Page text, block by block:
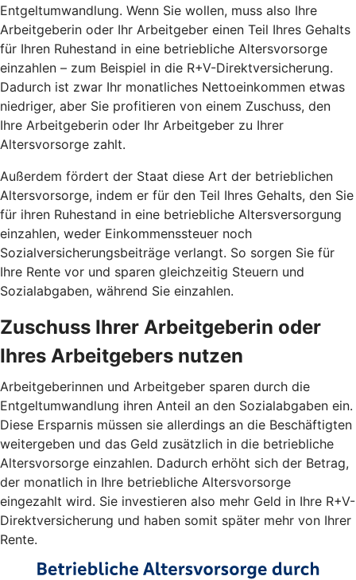
Entgeltumwandlung. Wenn Sie wollen, muss also Ihre
Arbeitgeberin oder Ihr Arbeitgeber einen Teil Ihres Gehalts
für Ihren Ruhestand in eine betriebliche Altersvorsorge
einzahlen – zum Beispiel in die R+V-Direktversicherung.
Dadurch ist zwar Ihr monatliches Nettoeinkommen etwas
niedriger, aber Sie profitieren von einem Zuschuss, den
Ihre Arbeitgeberin oder Ihr Arbeitgeber zu Ihrer
Altersvorsorge zahlt.
Außerdem fördert der Staat diese Art der betrieblichen
Altersvorsorge, indem er für den Teil Ihres Gehalts, den Sie
für ihren Ruhestand in eine betriebliche Altersversorgung
einzahlen, weder Einkommenssteuer noch
Sozialversicherungsbeiträge verlangt. So sorgen Sie für
Ihre Rente vor und sparen gleichzeitig Steuern und
Sozialabgaben, während Sie einzahlen.
Zuschuss Ihrer Arbeitgeberin oder
Ihres Arbeitgebers nutzen
Arbeitgeberinnen und Arbeitgeber sparen durch die
Entgeltumwandlung ihren Anteil an den Sozialabgaben ein.
Diese Ersparnis müssen sie allerdings an die Beschäftigten
weitergeben und das Geld zusätzlich in die betriebliche
Altersvorsorge einzahlen. Dadurch erhöht sich der Betrag,
der monatlich in Ihre betriebliche Altersvorsorge
eingezahlt wird. Sie investieren also mehr Geld in Ihre R+V-
Direktversicherung und haben somit später mehr von Ihrer
Rente.